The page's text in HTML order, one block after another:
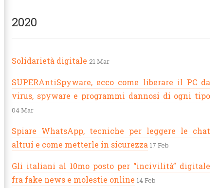
2020
Solidarietà digitale 21 Mar
SUPERAntiSpyware, ecco come liberare il PC da
virus, spyware e programmi dannosi di ogni tipo
04 Mar
Spiare WhatsApp, tecniche per leggere le chat
altrui e come metterle in sicurezza 17 Feb
Gli italiani al 10mo posto per “incivilità” digitale
fra fake news e molestie online 14 Feb